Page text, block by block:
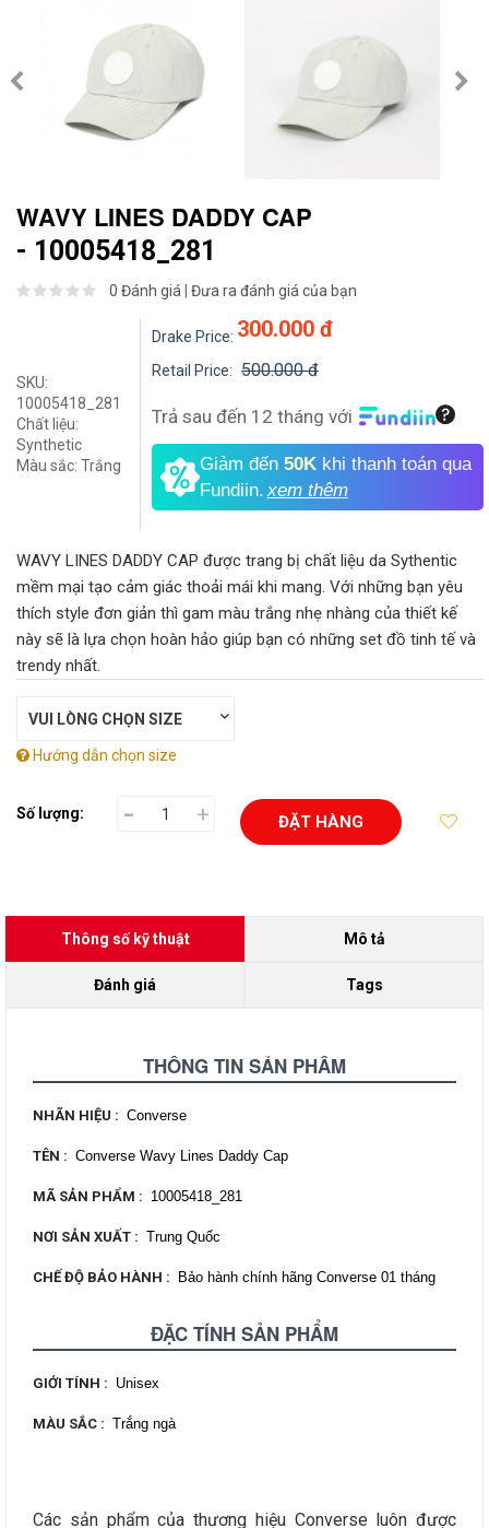
WAVY LINES DADDY CAP
- 10005418_281
0 Đánh giá Đưa ra đánh giá của bạn
SKU:
10005418_281
Chất liệu:
Synthetic
Màu sắc: Trắng
Drake Price: 300.000 đ
Retail Price: 500.000 đ
Trả sau đến 12 tháng với
Giảm đến 50K khi thanh toán qua
Fundiin. xem thêm
WAVY LINES DADDY CAP được trang bị chất liệu da Sythentic
mềm mại tạo cảm giác thoải mái khi mang. Với những bạn yêu
thích style đơn giản thì gam màu trắng nhẹ nhàng của thiết kế
này sẽ là lựa chọn hoàn hảo giúp bạn có những set đồ tinh tế và
trendy nhất.
Hướng dẫn chọn size
Số lượng: - + ĐẶT HÀNG
Thông số kỹ thuật Mô tả
Đánh giá Tags
THÔNG TIN SẢN PHẨM
NHÃN HIỆU : Converse
TÊN : Converse Wavy Lines Daddy Cap
MÃ SẢN PHẨM : 10005418_281
NƠI SẢN XUẤT : Trung Quốc
CHẾ ĐỘ BẢO HÀNH : Bảo hành chính hãng Converse 01 tháng
ĐẶC TÍNH SẢN PHẨM
GIỚI TÍNH : Unisex
MÀU SẮC : Trắng ngà
Các sản phẩm của thương hiệu Converse luôn được